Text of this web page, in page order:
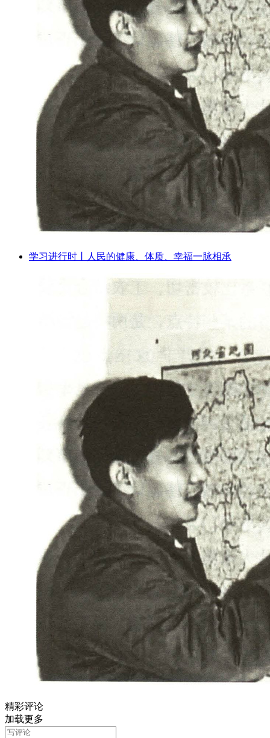
学习进行时丨人民的健康、体质、幸福一脉相承
精彩评论
加载更多